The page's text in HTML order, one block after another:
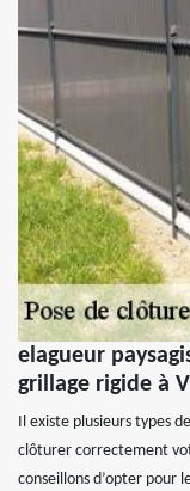
elagueur
grillage rigide à
Il existe plusieurs types
clôturer correctement
conseillons d’opter pour